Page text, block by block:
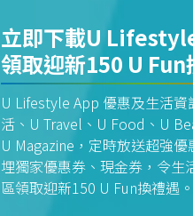
立即下載U
領取迎新150 U Fun
U Lifestyle App 優惠及生活
活、U Travel、U Food、U
U Magazine，定時放送超強
埋獨家優惠券、現金券，令
區領取迎新150 U Fun換禮遇。